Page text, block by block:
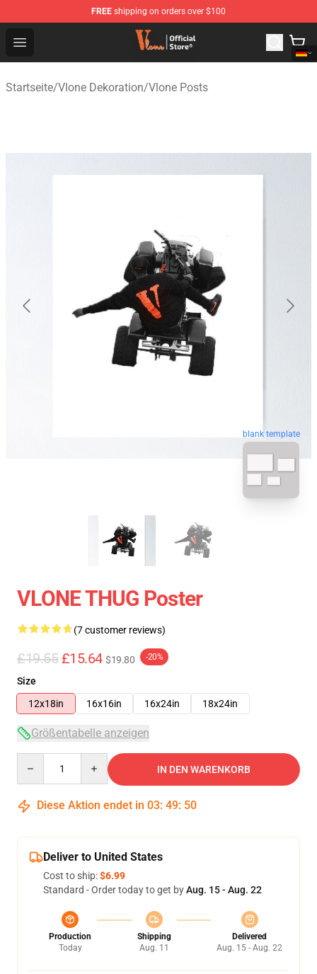
FREE shipping on orders over $100
Open menu
Vlone Shop - Official Vlone Merchandise Store
Startseite/Vlone Dekoration/Vlone Posts
blank template
VLONE THUG Poster
(7 customer reviews)
£19.55 £15.64 $19.80 -20%
Size
12x18in
16x16in 16x24in 18x24in
Größentabelle anzeigen
IN DEN WARENKORB
Diese Aktion endet in 03: 49: 49
Deliver to United States
Cost to ship:$6.99
Standard - Order today to get byAug. 15 - Aug. 22
Production
Today
Shipping
Aug. 11
Delivered
Aug. 15 - Aug. 22